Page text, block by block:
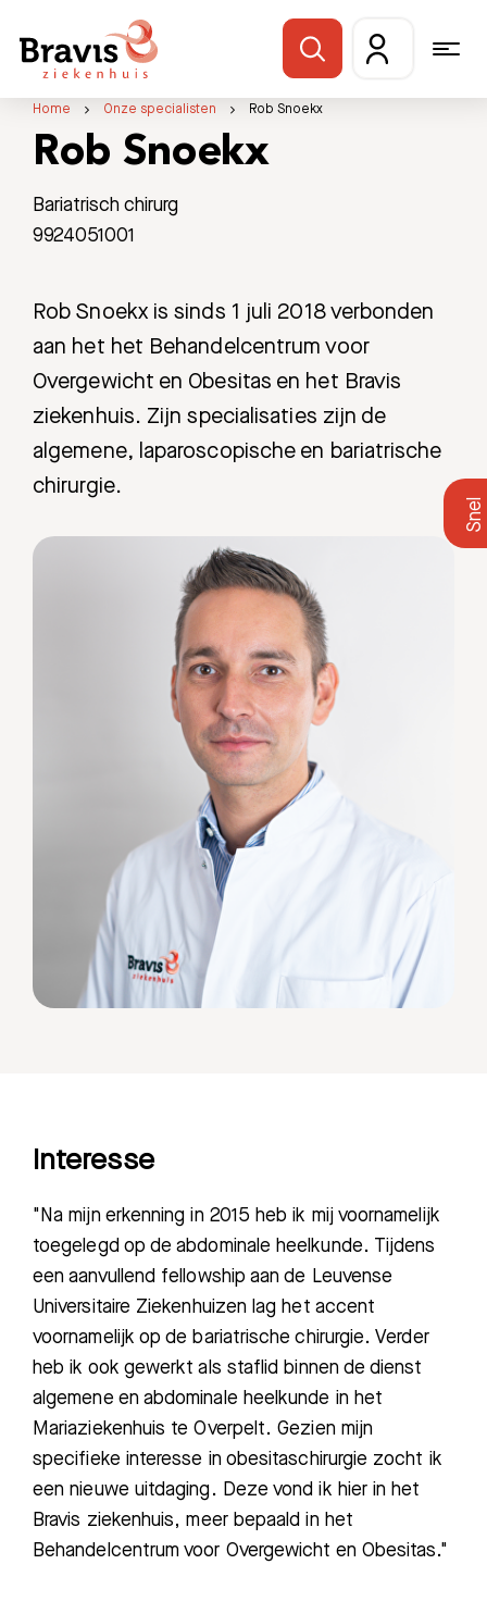
Zoeken
Meest gezocht:
Bezoektijden
Afspraak maken
Afdelingen
Home Onze specialisten Rob Snoekx
Rob Snoekx
Bariatrisch chirurg
9924051001
Rob Snoekx is sinds 1 juli 2018 verbonden
aan het het Behandelcentrum voor
Overgewicht en Obesitas en het Bravis
ziekenhuis. Zijn specialisaties zijn de
algemene, laparoscopische en bariatrische
chirurgie.
Interesse
"Na mijn erkenning in 2015 heb ik mij voornamelijk
toegelegd op de abdominale heelkunde. Tijdens
een aanvullend fellowship aan de Leuvense
Universitaire Ziekenhuizen lag het accent
voornamelijk op de bariatrische chirurgie. Verder
heb ik ook gewerkt als staflid binnen de dienst
algemene en abdominale heelkunde in het
Mariaziekenhuis te Overpelt. Gezien mijn
specifieke interesse in obesitaschirurgie zocht ik
een nieuwe uitdaging. Deze vond ik hier in het
Bravis ziekenhuis, meer bepaald in het
Behandelcentrum voor Overgewicht en Obesitas."